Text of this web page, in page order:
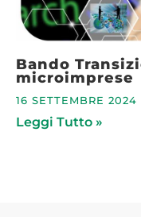
Bando
microimprese
16 SETTEMBRE 2024
Leggi Tutto »